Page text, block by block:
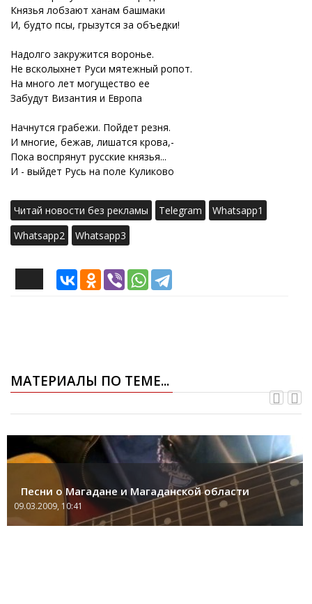
Князья лобзают ханам башмаки
И, будто псы, грызутся за объедки!
Надолго закружится воронье.
Не всколыхнет Руси мятежный ропот.
На много лет могущество ее
Забудут Византия и Европа
Начнутся грабежи. Пойдет резня.
И многие, бежав, лишатся крова,-
Пока воспрянут русские князья...
И - выйдет Русь на поле Куликово
Читай новости без рекламы Telegram
Whatsapp1
Whatsapp2
Whatsapp3
МАТЕРИАЛЫ ПО ТЕМЕ...
Песни о Магадане и Магаданской области
09.03.2009, 10:41